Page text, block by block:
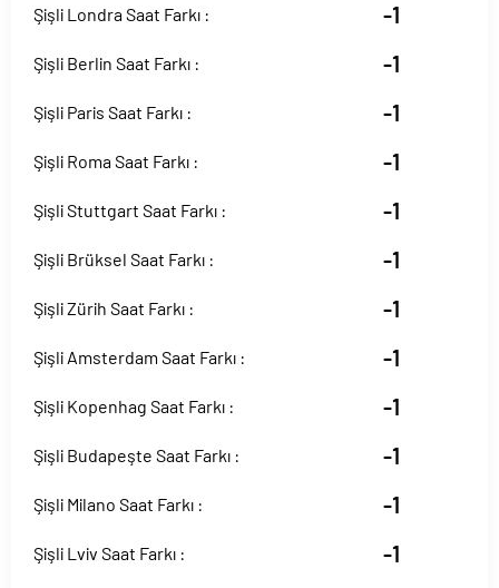
Şişli Londra Saat Farkı : -1
Şişli Berlin Saat Farkı : -1
Şişli Paris Saat Farkı : -1
Şişli Roma Saat Farkı : -1
Şişli Stuttgart Saat Farkı : -1
Şişli Brüksel Saat Farkı : -1
Şişli Zürih Saat Farkı : -1
Şişli Amsterdam Saat Farkı : -1
Şişli Kopenhag Saat Farkı : -1
Şişli Budapeşte Saat Farkı : -1
Şişli Milano Saat Farkı : -1
Şişli Lviv Saat Farkı : -1